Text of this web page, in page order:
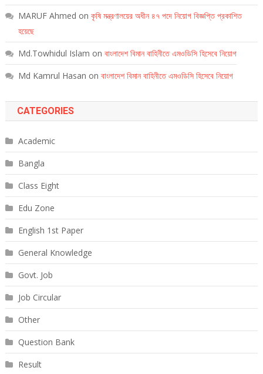
MARUF Ahmed on কৃষি মন্ত্রণালয়ের অধীন ৪৭ পদে নিয়োগ বিজ্ঞপ্তি প্রকাশিত
হয়েছে
Md.Towhidul Islam on বাংলাদেশ বিমান বাহিনীতে এমওডিসি হিসেবে নিয়োগ
Md Kamrul Hasan on বাংলাদেশ বিমান বাহিনীতে এমওডিসি হিসেবে নিয়োগ
CATEGORIES
Academic
Bangla
Class Eight
Edu Zone
English 1st Paper
General Knowledge
Govt. Job
Job Circular
Other
Question Bank
Result